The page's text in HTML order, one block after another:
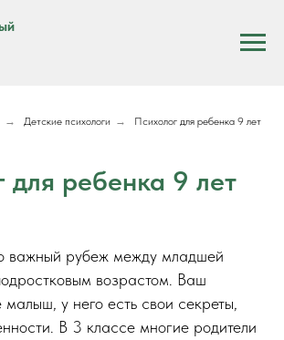
→ Детские психологи → Психолог для ребенка 9 лет
для ребенка 9 лет
важный рубеж между младшей
возрастом. Ваш
у него есть свои секреты,
В 3 классе многие родители